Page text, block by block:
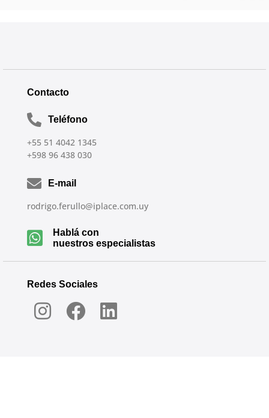
Contacto
Teléfono
+55 51 4042 1345
+598 96 438 030
E-mail
rodrigo.ferullo@iplace.com.uy
Hablá con
nuestros especialistas
Redes Sociales